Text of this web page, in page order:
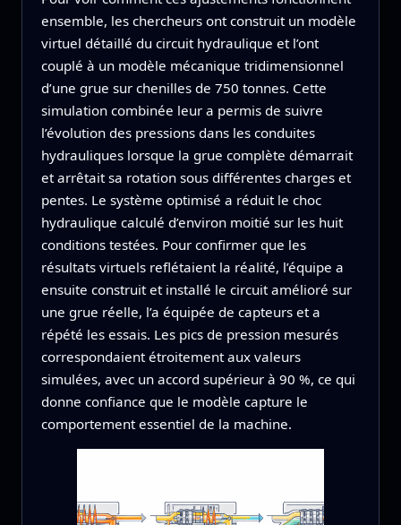
ensemble, les chercheurs ont construit un modèle
virtuel détaillé du circuit hydraulique et l’ont
couplé à un modèle mécanique tridimensionnel
d’une grue sur chenilles de 750 tonnes. Cette
simulation combinée leur a permis de suivre
l’évolution des pressions dans les conduites
hydrauliques lorsque la grue complète démarrait
et arrêtait sa rotation sous différentes charges et
pentes. Le système optimisé a réduit le choc
hydraulique calculé d’environ moitié sur les huit
conditions testées. Pour confirmer que les
résultats virtuels reflétaient la réalité, l’équipe a
ensuite construit et installé le circuit amélioré sur
une grue réelle, l’a équipée de capteurs et a
répété les essais. Les pics de pression mesurés
correspondaient étroitement aux valeurs
simulées, avec un accord supérieur à 90 %, ce qui
donne confiance que le modèle capture le
comportement essentiel de la machine.